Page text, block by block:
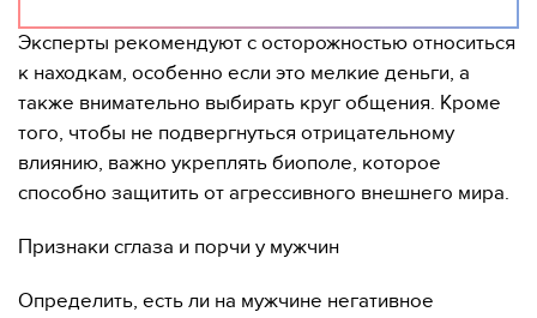
Эксперты рекомендуют с осторожностью относиться
к находкам, особенно если это мелкие деньги, а
также внимательно выбирать круг общения. Кроме
того, чтобы не подвергнуться отрицательному
влиянию, важно укреплять биополе, которое
способно защитить от агрессивного внешнего мира.
Признаки сглаза и порчи у мужчин
Определить, есть ли на мужчине негативное